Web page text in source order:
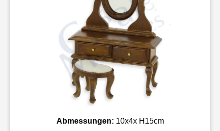
Abmessungen: 10x4x H15cm